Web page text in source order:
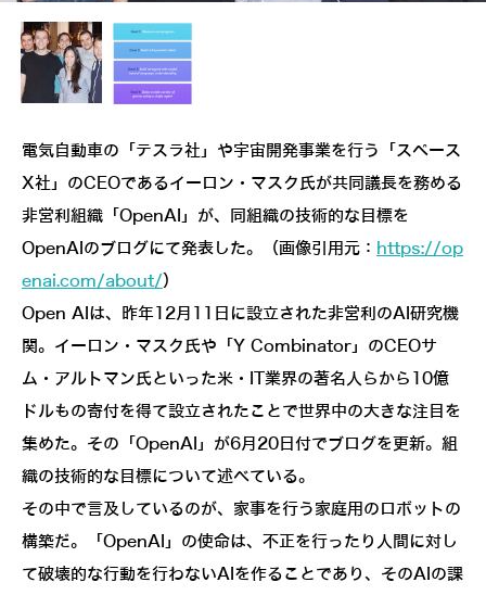
電気自動車の「テスラ社」や宇宙開発事業を行う「スペース
X社」のCEOであるイーロン・マスク氏が共同議長を務める
非営利組織「OpenAI」が、同組織の技術的な目標を
OpenAIのブログにて発表した。（画像引用元： https://op
enai.com/about/）
Open AIは、昨年12月11日に設立された非営利のAI研究機
関。イーロン・マスク氏や「Y Combinator」のCEOサ
ム・アルトマン氏といった米・IT業界の著名人らから10億
ドルもの寄付を得て設立されたことで世界中の大きな注目を
集めた。その「OpenAI」が6月20日付でブログを更新。組
織の技術的な目標について述べている。
その中で言及しているのが、家事を行う家庭用のロボットの
構築だ。「OpenAI」の使命は、不正を行ったり人間に対し
て破壊的な行動を行わないAIを作ることであり、そのAIの課